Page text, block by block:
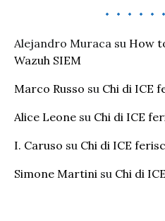
Alejandro Muraca su How
Wazuh SIEM
Marco Russo su Chi di ICE
Alice Leone su Chi di ICE
I. Caruso su Chi di ICE
Simone Martini su Chi di